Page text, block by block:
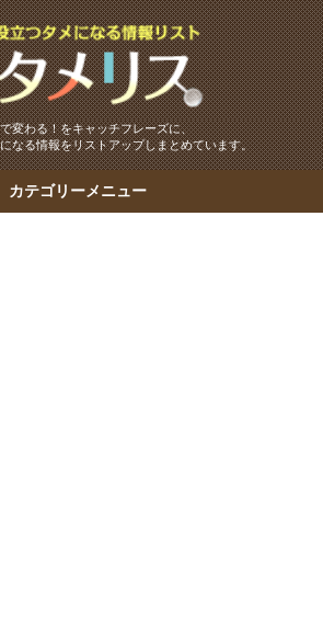
変わる！をキャッチフレーズに、
なる情報をリストアップしまとめています。
カテゴリーメニュー